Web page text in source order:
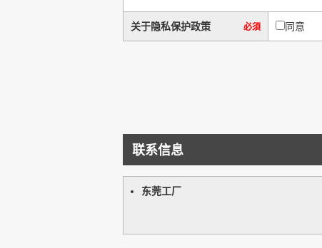
关于隐私保护政策 必須 同意
联系信息
东莞工厂